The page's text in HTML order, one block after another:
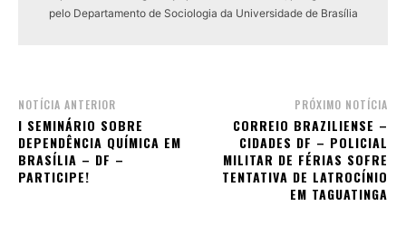
pelo Departamento de Sociologia da Universidade de Brasília
NOTÍCIA ANTERIOR
I SEMINÁRIO SOBRE
DEPENDÊNCIA QUÍMICA EM
BRASÍLIA – DF –
PARTICIPE!
PRÓXIMO NOTÍCIA
CORREIO BRAZILIENSE –
CIDADES DF – POLICIAL
MILITAR DE FÉRIAS SOFRE
TENTATIVA DE LATROCÍNIO
EM TAGUATINGA